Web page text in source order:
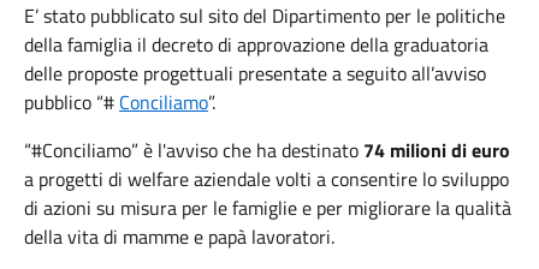
E’ stato pubblicato sul sito del Dipartimento per le politiche
della famiglia il decreto di approvazione della graduatoria
delle proposte progettuali presentate a seguito all’avviso
pubblico “# Conciliamo”.
“#Conciliamo” è l'avviso che ha destinato 74 milioni di euro
a progetti di welfare aziendale volti a consentire lo sviluppo
di azioni su misura per le famiglie e per migliorare la qualità
della vita di mamme e papà lavoratori.